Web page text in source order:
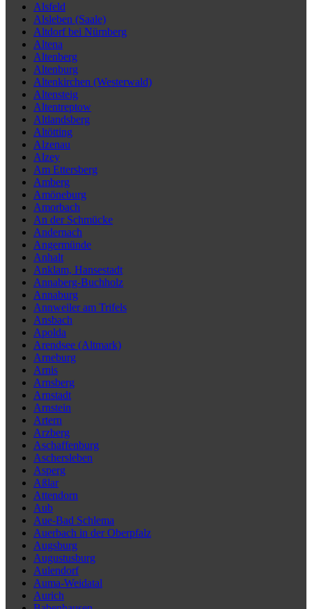
Alsfeld
Alsleben (Saale)
Altdorf bei Nürnberg
Altena
Altenberg
Altenburg
Altenkirchen (Westerwald)
Altensteig
Altentreptow
Altlandsberg
Altötting
Alzenau
Alzey
Am Ettersberg
Amberg
Amöneburg
Amorbach
An der Schmücke
Andernach
Angermünde
Anhalt
Anklam, Hansestadt
Annaberg-Buchholz
Annaburg
Annweiler am Trifels
Ansbach
Apolda
Arendsee (Altmark)
Arneburg
Arnis
Arnsberg
Arnstadt
Arnstein
Artern
Arzberg
Aschaffenburg
Aschersleben
Asperg
Aßlar
Attendorn
Aub
Aue-Bad Schlema
Auerbach in der Oberpfalz
Augsburg
Augustusburg
Aulendorf
Auma-Weidatal
Aurich